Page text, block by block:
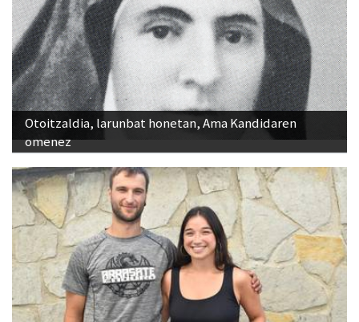
Otoitzaldia, larunbat honetan, Ama Kandidaren
omenez